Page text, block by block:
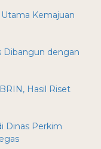
Kemajuan
Dibangun dengan
Hasil Riset
Dinas Perkim